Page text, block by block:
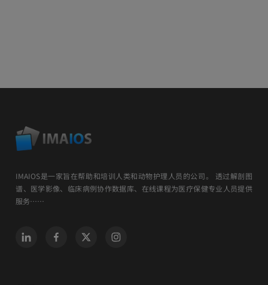
IMAIOS是一家旨在帮助和培训人类和动物护理人员的公司。 透过解剖图
谱、医学影像、临床病例协作数据库、在线课程为医疗保健专业人员提供
服务……